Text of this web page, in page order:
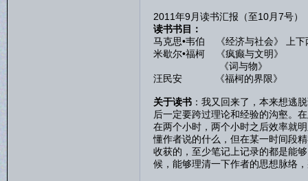
2011年9月读书汇报（至10月7号）
读书书目：
马克思•韦伯 《经济与社会》 上下
米歇尔•福柯 《疯癫与文明》
《词与物》
汪民安 《福柯的界限》
关于读书：我又回来了，本来想逃
后一定要跨过理论和经验的沟壑。
在两个小时，两个小时之后效率就
懂作者说的什么，但在某一时间段
收获的，至少笔记上记录的都是能
候，能够理清一下作者的思想脉络